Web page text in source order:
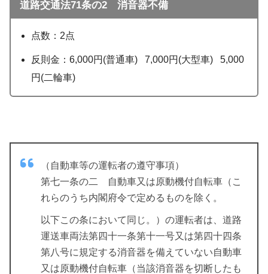
道路交通法71条の2 消音器不備
点数：2点
反則金：6,000円(普通車) 7,000円(大型車) 5,000
円(二輪車)
（自動車等の運転者の遵守事項）
第七一条の二 自動車又は原動機付自転車（こ
れらのうち内閣府令で定めるものを除く。
以下この条において同じ。）の運転者は、道路
運送車両法第四十一条第十一号又は第四十四条
第八号に規定する消音器を備えていない自動車
又は原動機付自転車（当該消音器を切断したも